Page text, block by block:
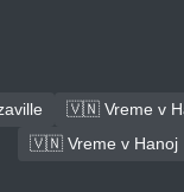
🇻🇳 Vreme v
🇻🇳 Vreme v Hanoj